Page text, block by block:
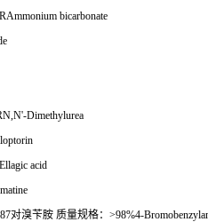
bicarbonate
Dimethylurea
Ellagic acid
对溴苄胺 质量规格： >98%4-